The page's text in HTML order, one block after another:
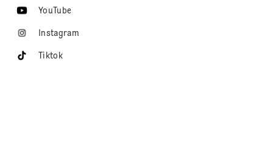
YouTube
Instagram
Tiktok